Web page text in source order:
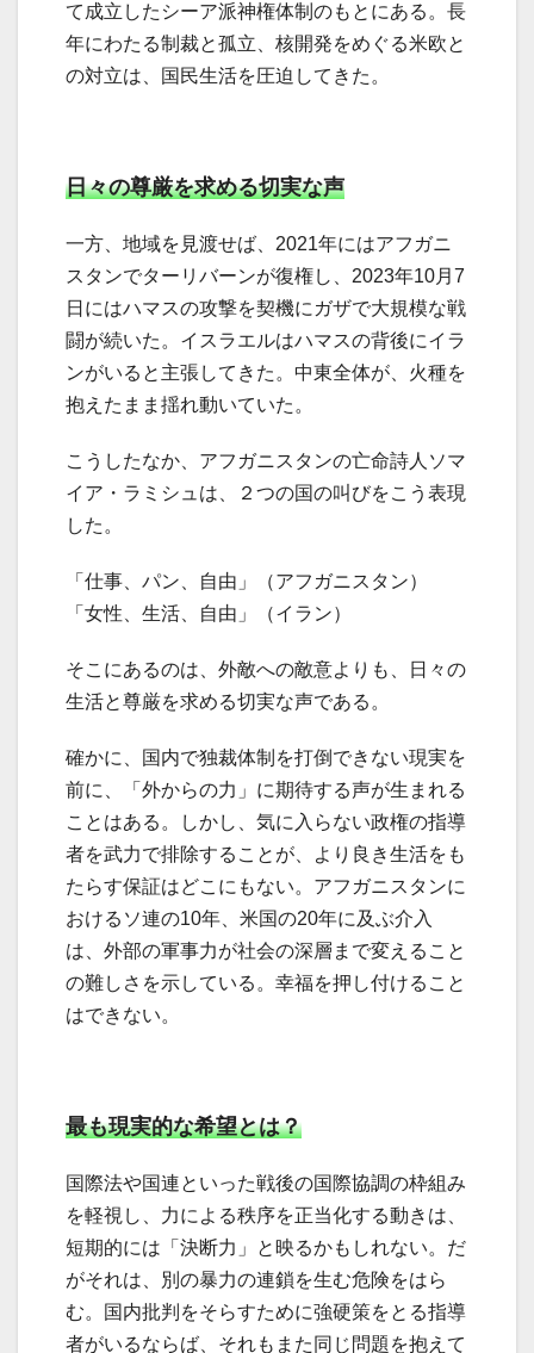
て成立したシーア派神権体制のもとにある。長
年にわたる制裁と孤立、核開発をめぐる米欧と
の対立は、国民生活を圧迫してきた。
日々の尊厳を求める切実な声
一方、地域を見渡せば、2021年にはアフガニ
スタンでターリバーンが復権し、2023年10月7
日にはハマスの攻撃を契機にガザで大規模な戦
闘が続いた。イスラエルはハマスの背後にイラ
ンがいると主張してきた。中東全体が、火種を
抱えたまま揺れ動いていた。
こうしたなか、アフガニスタンの亡命詩人ソマ
イア・ラミシュは、２つの国の叫びをこう表現
した。
「仕事、パン、自由」（アフガニスタン）
「女性、生活、自由」（イラン）
そこにあるのは、外敵への敵意よりも、日々の
生活と尊厳を求める切実な声である。
確かに、国内で独裁体制を打倒できない現実を
前に、「外からの力」に期待する声が生まれる
ことはある。しかし、気に入らない政権の指導
者を武力で排除することが、より良き生活をも
たらす保証はどこにもない。アフガニスタンに
おけるソ連の10年、米国の20年に及ぶ介入
は、外部の軍事力が社会の深層まで変えること
の難しさを示している。幸福を押し付けること
はできない。
最も現実的な希望とは？
国際法や国連といった戦後の国際協調の枠組み
を軽視し、力による秩序を正当化する動きは、
短期的には「決断力」と映るかもしれない。だ
がそれは、別の暴力の連鎖を生む危険をはら
む。国内批判をそらすために強硬策をとる指導
者がいるならば、それもまた同じ問題を抱えて